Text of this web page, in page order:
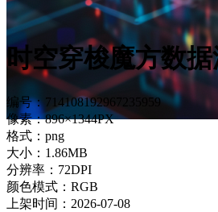
时空穿梭魔方数
编号：714108192967235959
像素：896×1344PX
格式：png
大小：1.86MB
分辨率：72DPI
颜色模式：RGB
上架时间：2026-07-08